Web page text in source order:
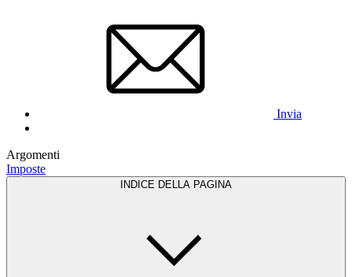
Invia
Argomenti
Imposte
INDICE DELLA PAGINA